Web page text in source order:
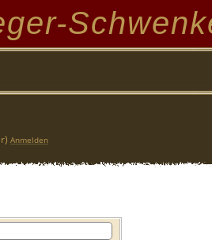
Anmelden